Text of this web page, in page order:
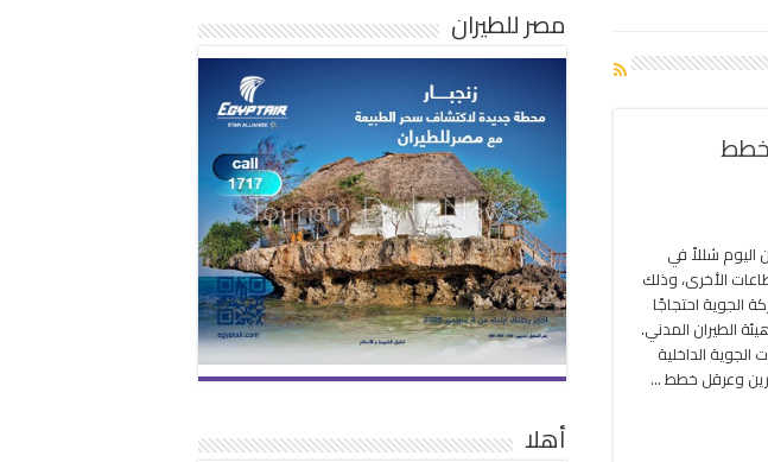
خطط
شللاً في
الأخرى، وذلك
الجوية احتجاجًا
الطيران المدني.
الداخلية
وعرقل خطط …
مصر للطيران
أهلا